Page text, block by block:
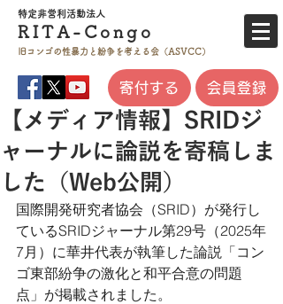
特定非営利活動法人
RITA- Co ngo
旧コンゴの性暴力と 紛争を考える会（ASVCC）
寄付する 会員登録
【メディア情報】SRIDジ
ャーナルに論説を寄稿しま
した（Web公開）
国際開発研究者協会（SRID）が発行し
ているSRIDジャーナル第29号（2025年
7月）に華井代表が執筆した論説「コン
ゴ東部紛争の激化と和平合意の問題
点」が掲載されました。